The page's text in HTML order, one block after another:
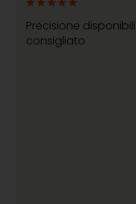
Precisione
consigliato